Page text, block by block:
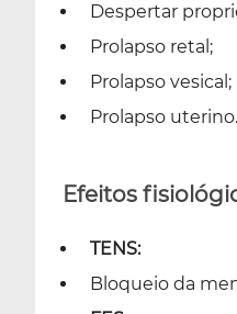
Despertar
Prolapso retal;
Prolapso vesical;
Prolapso uterino.
Efeitos
TENS:
Bloqueio da